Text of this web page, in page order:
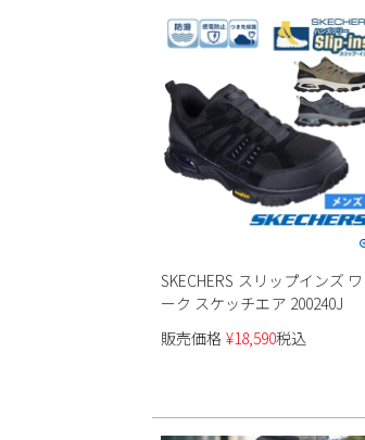
SKECHERS スリップインズ ワ
ーク スケッチエア 200240J
販売価格 ¥18,590税込